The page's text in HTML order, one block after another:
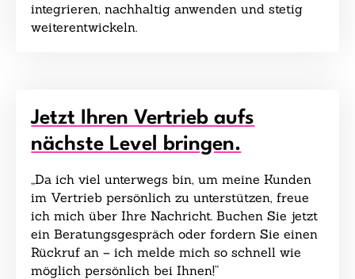
integrieren, nachhaltig anwenden und stetig
weiterentwickeln.
Jetzt Ihren Vertrieb aufs
nächste Level bringen.
„Da ich viel unterwegs bin, um meine Kunden
im Vertrieb persönlich zu unterstützen, freue
ich mich über Ihre Nachricht. Buchen Sie jetzt
ein Beratungsgespräch oder fordern Sie einen
Rückruf an – ich melde mich so schnell wie
möglich persönlich bei Ihnen!“